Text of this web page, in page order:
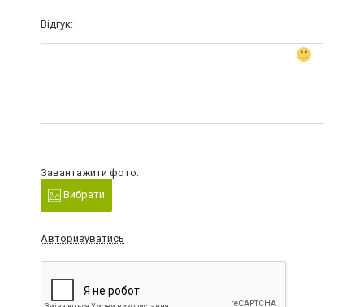
Відгук:
Завантажити фото:
Вибрати
Авторизуватись